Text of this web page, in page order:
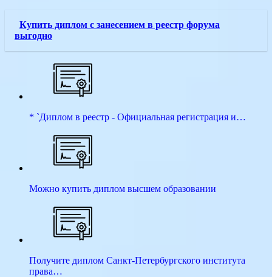
Купить диплом с занесением в реестр форума
выгодно
* `Диплом в реестр - Официальная регистрация и…
Можно купить диплом высшем образовании
Получите диплом Санкт-Петербургского института
права…